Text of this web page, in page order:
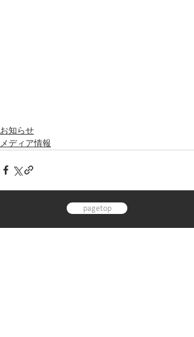
お知らせ
メディア情報
pagetop